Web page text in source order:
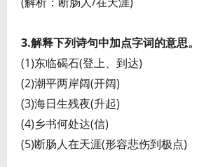
3.解释下列诗句中加点字词的意思。
(1)东临碣石(登上、到达)
(2)潮平两岸阔(开阔)
(3)海日生残夜(升起)
(4)乡书何处达(信)
(5)断肠人在天涯(形容悲伤到极点)